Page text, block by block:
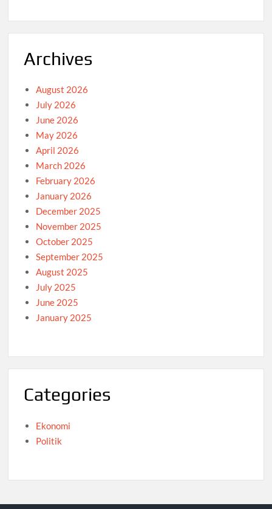
Archives
August 2026
July 2026
June 2026
May 2026
April 2026
March 2026
February 2026
January 2026
December 2025
November 2025
October 2025
September 2025
August 2025
July 2025
June 2025
January 2025
Categories
Ekonomi
Politik